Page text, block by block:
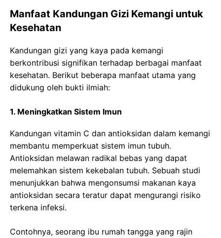
Manfaat Kandungan Gizi Kemangi untuk
Kesehatan
Kandungan gizi yang kaya pada kemangi
berkontribusi signifikan terhadap berbagai manfaat
kesehatan. Berikut beberapa manfaat utama yang
didukung oleh bukti ilmiah:
1. Meningkatkan Sistem Imun
Kandungan vitamin C dan antioksidan dalam kemangi
membantu memperkuat sistem imun tubuh.
Antioksidan melawan radikal bebas yang dapat
melemahkan sistem kekebalan tubuh. Sebuah studi
menunjukkan bahwa mengonsumsi makanan kaya
antioksidan secara teratur dapat mengurangi risiko
terkena infeksi.
Contohnya, seorang ibu rumah tangga yang rajin